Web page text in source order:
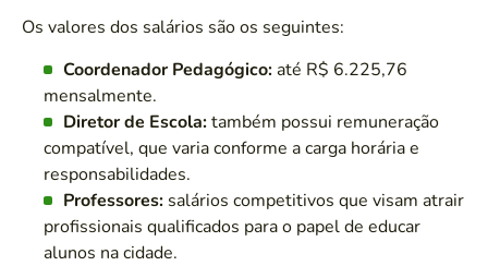
Os valores dos salários são os seguintes:
Coordenador Pedagógico: até R$ 6.225,76
mensalmente.
Diretor de Escola:também possui remuneração
compatível, que varia conforme a carga horária e
responsabilidades.
Professores: salários competitivos que visam atrair
profissionais qualificados para o papel de educar
alunos na cidade.